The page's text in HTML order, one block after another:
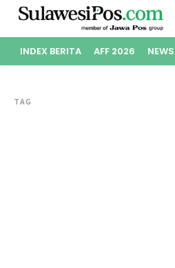
INDEX BERITA AFF 2026 NEWS
TAG